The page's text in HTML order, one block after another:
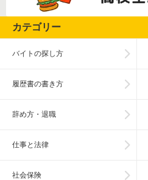
カテゴリー
バイトの探し方
履歴書の書き方
辞め方・退職
仕事と法律
社会保険